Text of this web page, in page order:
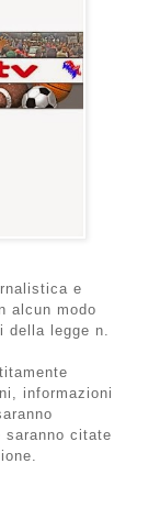
e
alcun modo
della legge n.
informazioni
saranno citate